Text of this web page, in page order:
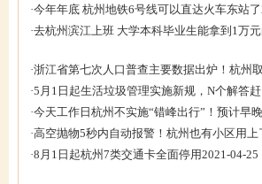
·今年年底 杭州地铁6号线可以直达火车东站了
·去杭州滨江上班 大学本科毕业生能拿到1万
·浙江省第七次人口普查主要数据出炉！杭州
·5月1日起生活垃圾管理实施新规，N个解答赶
·今天工作日杭州不实施“错峰出行”！预计早
·高空抛物5秒内自动报警！杭州也有小区用上
·8月1日起杭州7类交通卡全面停用2021-04-25